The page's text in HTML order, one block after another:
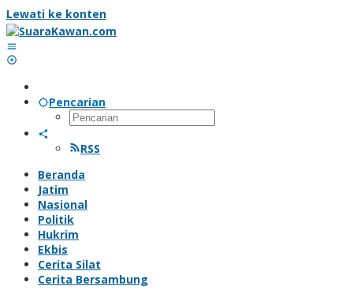
Lewati ke konten
Pencarian
RSS
Beranda
Jatim
Nasional
Politik
Hukrim
Ekbis
Cerita Silat
Cerita Bersambung